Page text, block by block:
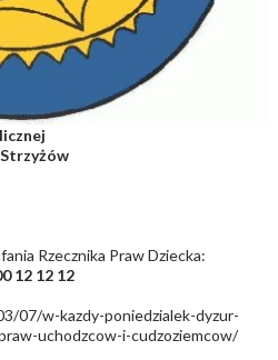
Rzecznika Praw Dziecka:
12 12 12
07/w-kazdy-poniedzialek-dyzur-
uchodzcow-i-cudzoziemcow/